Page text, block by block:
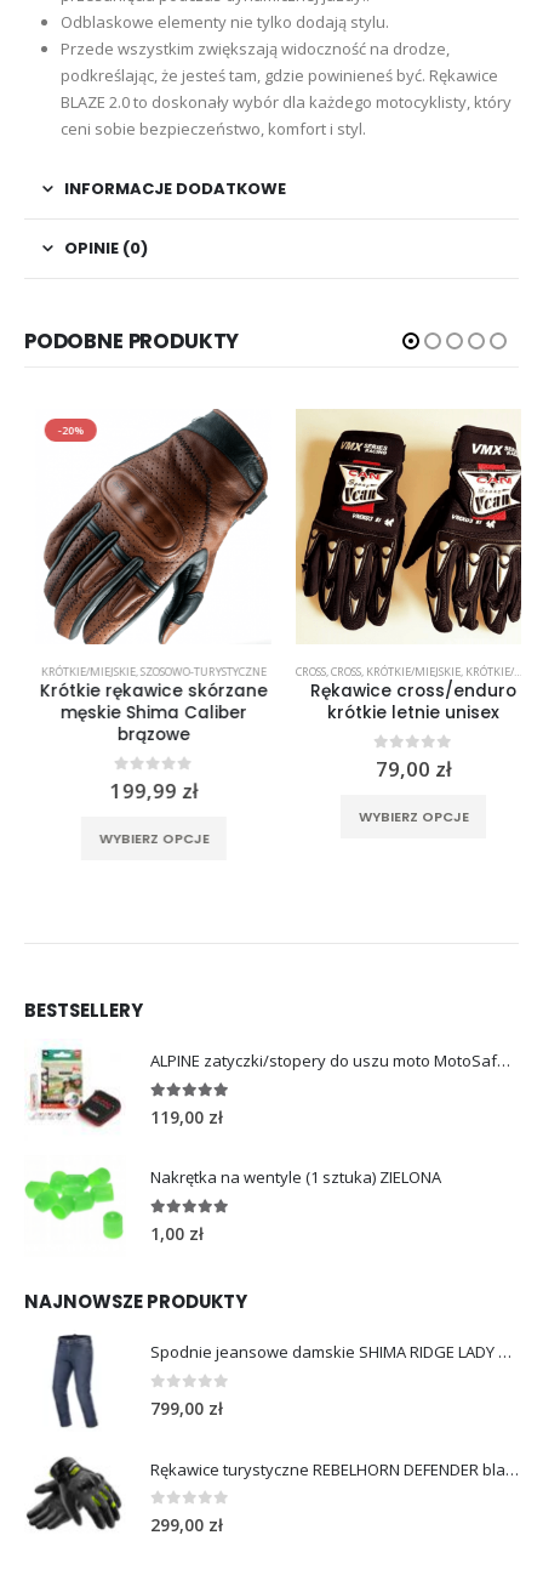
Odblaskowe elementy nie tylko dodają stylu.
Przede wszystkim zwiększają widoczność na drodze,
podkreślając, że jesteś tam, gdzie powinieneś być. Rękawice
BLAZE 2.0 to doskonały wybór dla każdego motocyklisty, który
ceni sobie bezpieczeństwo, komfort i styl.
INFORMACJE DODATKOWE
OPINIE (0)
PODOBNE PRODUKTY
-20%
KRÓTKIE/MIEJSKIE,SZOSOWO-TURYSTYCZNE
Krótkie rękawice skórzane
męskie Shima Caliber
brązowe
0out of 5
199,99zł
WYBIERZ OPCJE
CROSS,CROSS,KRÓTKIE/MIEJSKIE,KRÓTKIE/MIEJSKIE
Rękawice cross/enduro
krótkie letnie unisex
out of 5
79,00zł
WYBIERZ OPCJE
BESTSELLERY
ALPINE zatyczki/stopery do uszu moto MotoSafe Pro
4.96out of 5
119,00 zł
Nakrętka na wentyle (1 sztuka) ZIELONA
5.00 out of 5
1,00 zł
NAJNOWSZE PRODUKTY
Spodnie jeansowe damskie SHIMA RIDGE LADY blue
0out of 5
799,00 zł
Rękawice turystyczne REBELHORN DEFENDER black yellow fluo
0 out of 5
299,00 zł